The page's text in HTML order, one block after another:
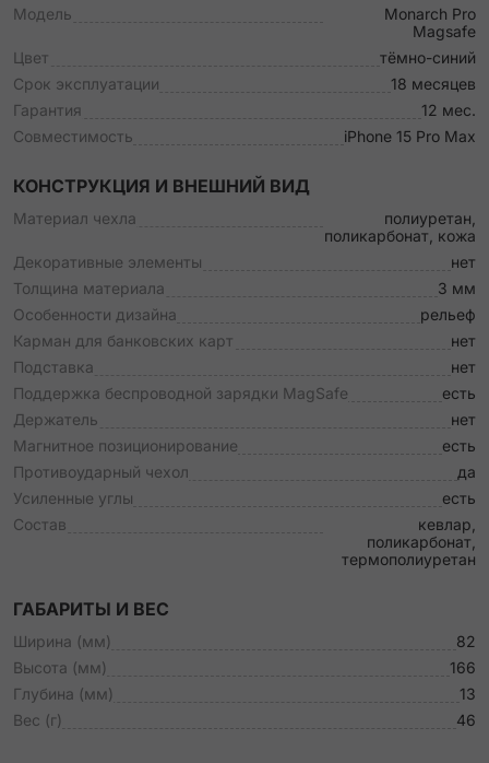
Модель
Monarch Pro
Magsafe
Цвет
тёмно-синий
Срок эксплуатации
18 месяцев
Гарантия
12 мес.
Совместимость
iPhone 15 Pro Max
КОНСТРУКЦИЯ И ВНЕШНИЙ ВИД
Материал чехла
полиуретан,
поликарбонат, кожа
Декоративные элементы
нет
Толщина материала
3 мм
Особенности дизайна
рельеф
Карман для банковских карт
нет
Подставка
нет
Поддержка беспроводной зарядки MagSafe
есть
Держатель
нет
Магнитное позиционирование
есть
Противоударный чехол
да
Усиленные углы
есть
Состав
кевлар,
поликарбонат,
термополиуретан
ГАБАРИТЫ И ВЕС
Ширина (мм)
82
Высота (мм)
166
Глубина (мм)
13
Вес (г)
46